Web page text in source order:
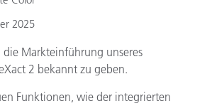
2025
die Markteinführung unseres
2 bekannt zu geben.
Funktionen, wie der integrierten